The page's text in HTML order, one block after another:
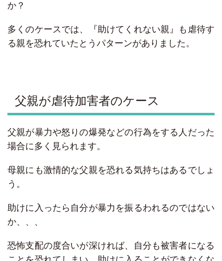
か？
多くのケースでは、『助けてくれない親』も虐待す
る親を恐れていたとうパターンがありました。
父親が虐待加害者のケース
父親が暴力や怒りの爆発などの行為をする人だった
場合に多く見られます。
母親にも激情的な父親を恐れる気持ちはあるでしょ
う。
助けに入ったら自分が暴力を振るわれるのではない
か、、、
恐怖支配の度合いが深ければ、自分も被害者になる